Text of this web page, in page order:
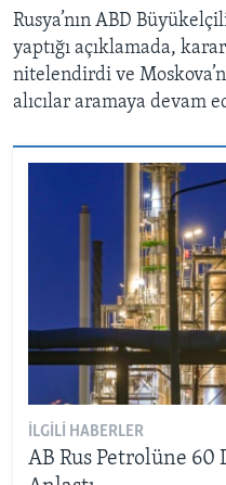
Rusya’nın ABD
yaptığı açıklamada,
nitelendirdi ve
alıcılar aramaya devam
İLGILI HABERLER
AB Rus Petrolüne 60